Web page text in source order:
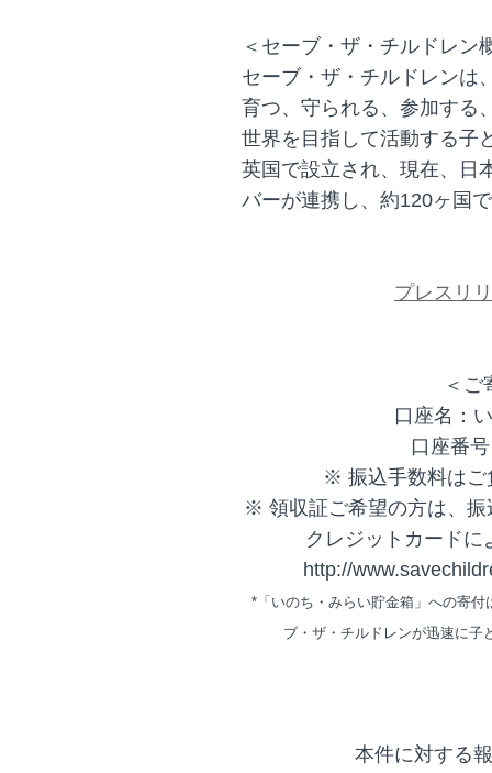
＜セーブ・ザ・チルドレン
セーブ・ザ・チルドレンは
育つ、守られる、参加する
世界を目指して活動する子
英国で設立され、現在、日
バーが連携し、約120ヶ国
プレスリ
＜ご
口座名：
口座番
※ 振込手数料はご
※ 領収証ご希望の方は、振
クレジットカード
http://
*「いのち・みらい貯金箱」への寄
ブ・ザ・チルドレンが迅速に子
本件に対する